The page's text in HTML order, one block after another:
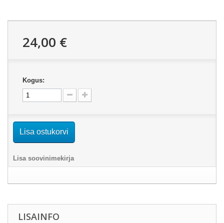
24,00 €
Kogus:
Lisa ostukorvi
Lisa soovinimekirja
LISAINFO